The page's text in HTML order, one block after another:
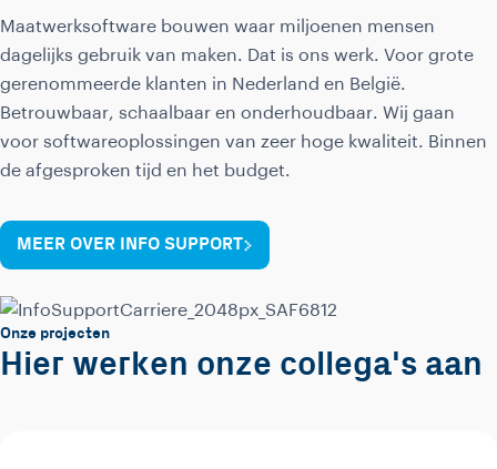
Maatwerksoftware bouwen waar miljoenen mensen
dagelijks gebruik van maken. Dat is ons werk. Voor grote
gerenommeerde klanten in Nederland en België.
Betrouwbaar, schaalbaar en onderhoudbaar. Wij gaan
voor softwareoplossingen van zeer hoge kwaliteit. Binnen
de afgesproken tijd en het budget.
MEER OVER INFO SUPPORT
Onze projecten
Hier werken onze collega's aan